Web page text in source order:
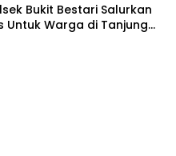
Bukit Bestari Salurkan
Untuk Warga di Tanjung